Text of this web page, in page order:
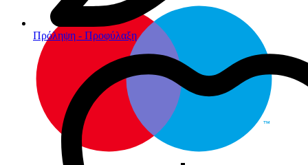
Πρόληψη - Προφύλαξη